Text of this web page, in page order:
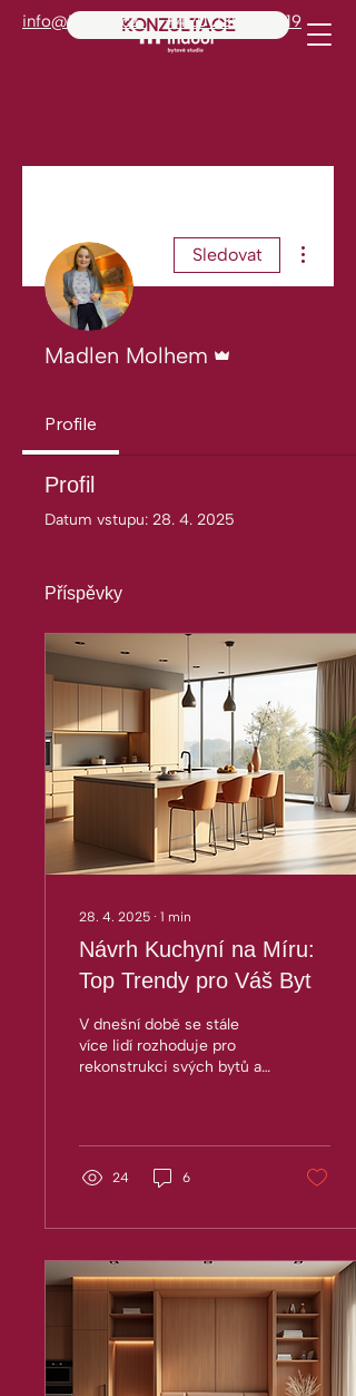
KONZULTACE
info@indoor.cz +420 235 515 019
Sledovat
Madlen Molhem
Profile
Profil
Datum vstupu: 28. 4. 2025
Příspěvky
28. 4. 2025 ∙ 1 min
Návrh Kuchyní na Míru:
Top Trendy pro Váš Byt
V dnešní době se stále
více lidí rozhoduje pro
rekonstrukci svých bytů a
24 6